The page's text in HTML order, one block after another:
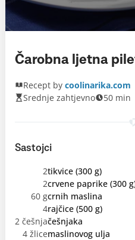
Čarobna ljetna
Recept by coolinarika.com
Srednje zahtjevno
50 min
Sastojci
2tikvice (300 g)
2crvene paprike (300
60 gcrnih maslina
4rajčice (500 g)
2 češnjačešnjaka
4 žlicemaslinovog ulja